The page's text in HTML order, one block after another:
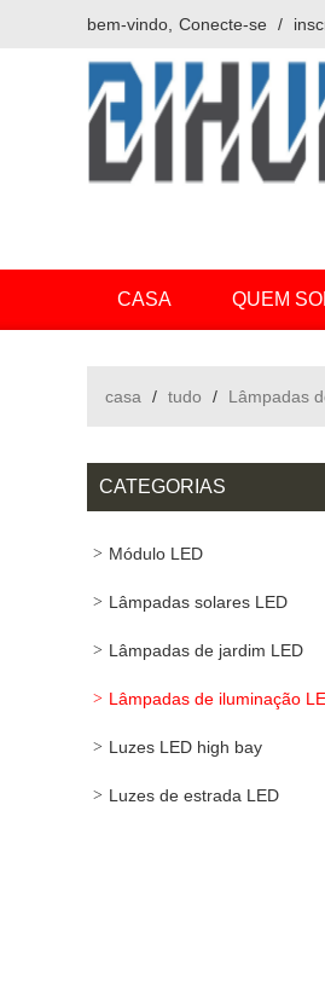
bem-vindo, Conecte-se /
CASA QUEM
casa / tudo / Lâmpadas
CATEGORIAS
Módulo LED
Lâmpadas solares LED
Lâmpadas de jardim LED
Lâmpadas de iluminação
Luzes LED high bay
Luzes de estrada LED